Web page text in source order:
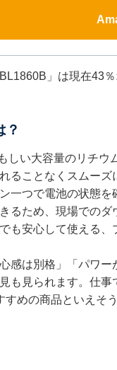
」は現在43
？
しい大容量のリチ
ることなくスムー
一つで電池の状態
るため、現場での
も安心して使える、
感は別格」「パワ
も見られます。仕
めの商品といえそう